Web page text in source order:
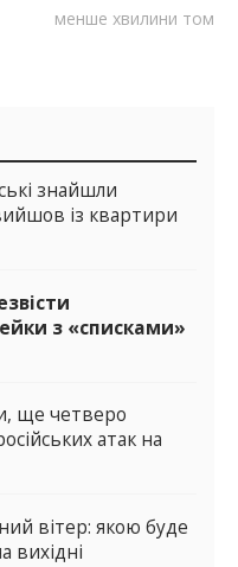
менше хвилини тому
знайшли
із квартири
з «списками»
ще четверо
атак на
вітер: якою буде
вихідні